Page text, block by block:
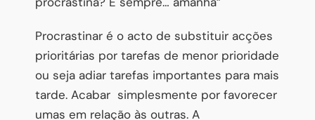
Procrastinar é o acto de substituir acções
prioritárias por tarefas de menor prioridade
ou seja adiar tarefas importantes para mais
tarde. Acabar simplesmente por favorecer
umas em relação às outras. A